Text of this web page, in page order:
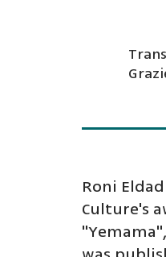
Roni
Culture's